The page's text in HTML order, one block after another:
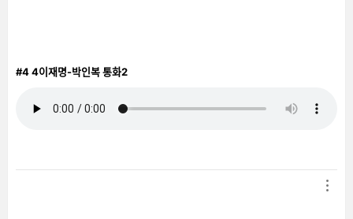
#44이재명-박인복 통화2